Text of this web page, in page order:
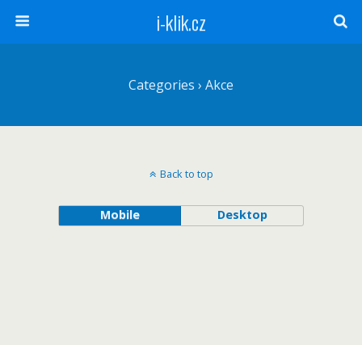
i-klik.cz
Categories › Akce
Back to top
Mobile Desktop